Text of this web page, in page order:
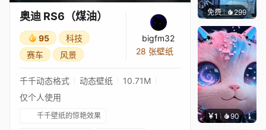
奥迪 RS6（煤油）
95
科技
赛车
风景
bigfm32
28 张壁纸
千千动态格式 动态壁纸
10.71M
仅个人使用
千千壁纸的惊艳效果
免费 299Ado
￥1 90 叮叮